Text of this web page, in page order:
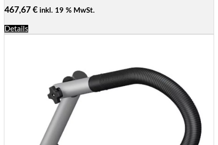
467,67 € inkl. 19 % MwSt.
Details